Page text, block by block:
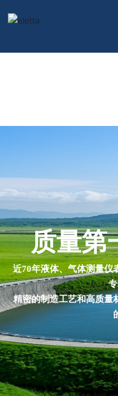
各大菠菜网
质量第
近70年液体、气体测量仪
精密的制造工艺和高质量